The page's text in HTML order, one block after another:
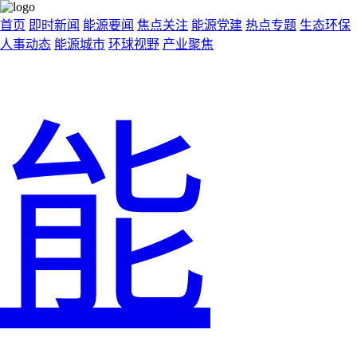
首页 即时新闻 能源要闻 焦点关注 能源党建 热点专题 生态环保
人事动态 能源城市 环球视野 产业聚焦
能